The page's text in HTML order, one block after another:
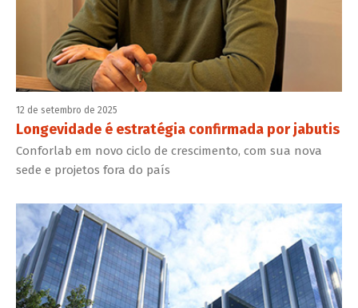
12 de setembro de 2025
Longevidade é estratégia confirmada por jabutis
Conforlab em novo ciclo de crescimento, com sua nova
sede e projetos fora do país